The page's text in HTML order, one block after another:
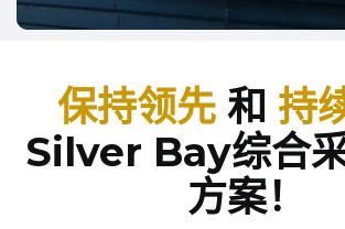
保持领先 和 持
Silver Bay综合
方案！